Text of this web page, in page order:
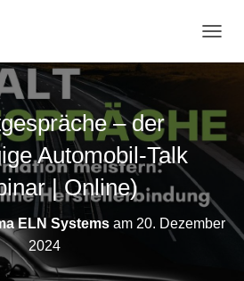
A
G
A
N
U
M
– der
Automobil-Talk
| Online)
ELN Systems am 20. Dezember
2024